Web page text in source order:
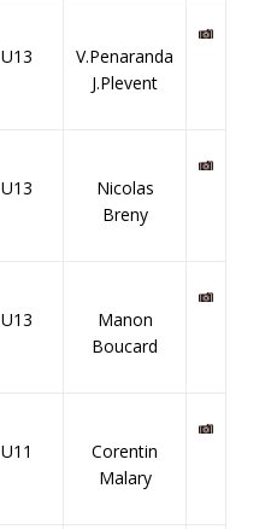
U13
V.Penaranda
J.Plevent
U13
Nicolas
Breny
U13
Manon
Boucard
U11
Corentin
Malary